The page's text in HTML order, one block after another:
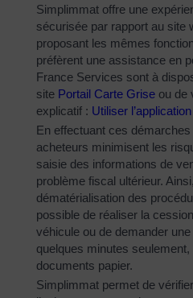
Simplimmat offre une
sécurisée par rapport au site
proposant les mêmes
préfèrent une assistance en
France Services sont à
site Portail Carte Grise ou de
explicatif : Utiliser
En effectuant ces
acheteurs minimisent les
saisie des informations de
problème fiscal ultérieur.
dématérialisation des
possible de réaliser la
véhicule ou de demander
quelques minutes
documents papier.
Simplimmat permet de